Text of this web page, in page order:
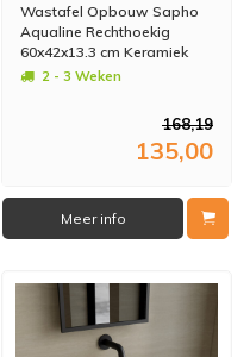
Wastafel Opbouw Sapho
Aqualine Rechthoekig
60x42x13.3 cm Keramiek
Wit2 - 3 Weken
168,19
135,00
Meer info